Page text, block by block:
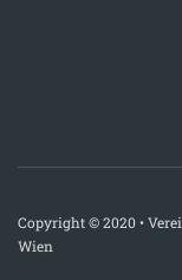
Copyright © 2020 •
Wien